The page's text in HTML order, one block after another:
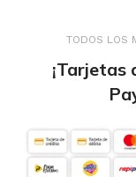
TODOS LOS